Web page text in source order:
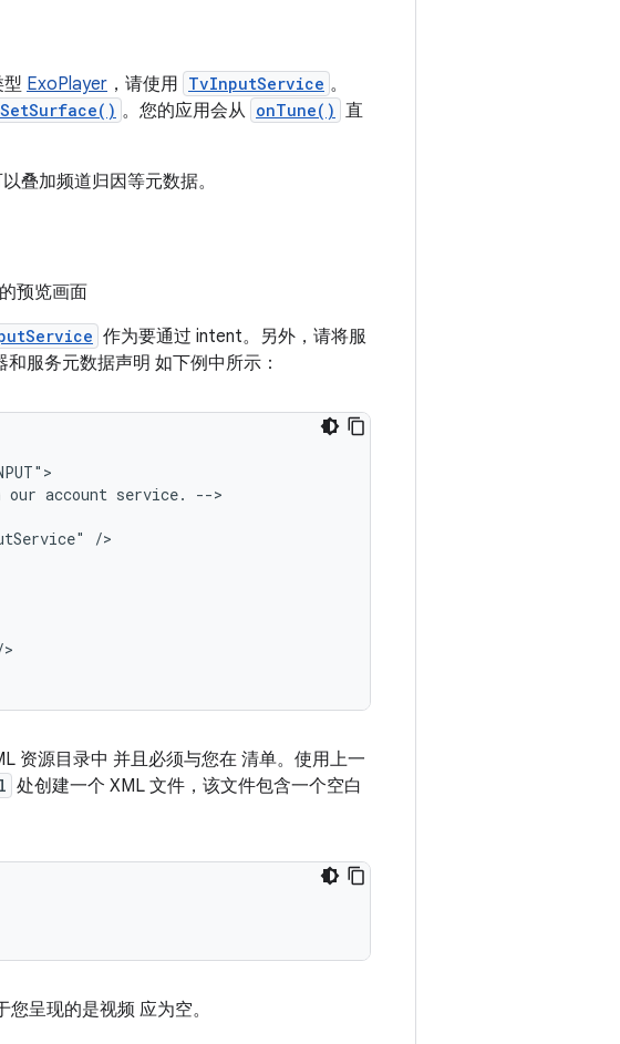
ExoPlayer ，请使用 TvInputService 。
。您的应用会从 onTune() 直
叠加频道归因等元数据。
预览画面
作为要通过 intent。另外，请将服
服务元数据声明 如下例中所示：
our account service.
资源目录中 并且必须与您在 清单。使用上一
处创建一个 XML 文件，该文件包含一个空白
呈现的是视频 应为空。